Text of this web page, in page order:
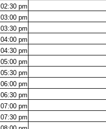
02:30 pm
03:00 pm
03:30 pm
04:00 pm
04:30 pm
05:00 pm
05:30 pm
06:00 pm
06:30 pm
07:00 pm
07:30 pm